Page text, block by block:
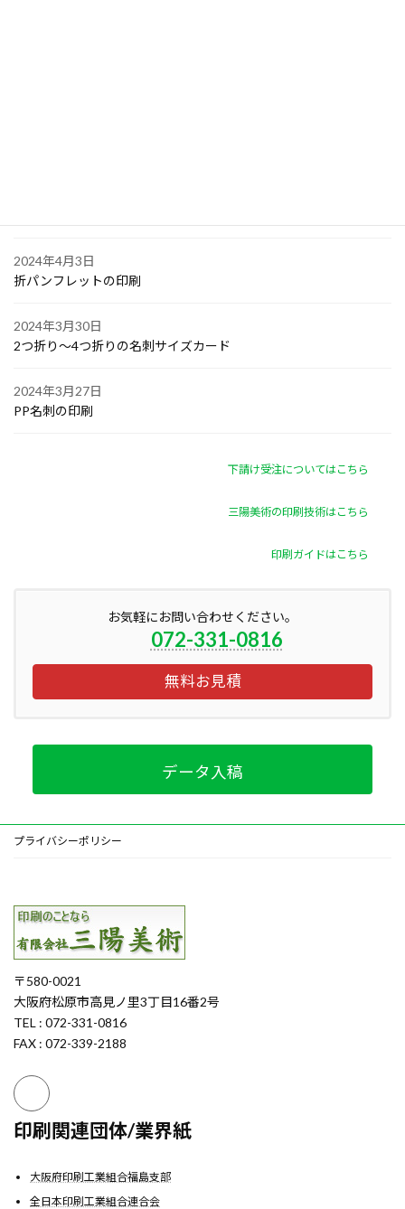
2024年4月3日
折パンフレットの印刷
2024年3月30日
2つ折り～4つ折りの名刺サイズカード
2024年3月27日
PP名刺の印刷
下請け受注についてはこちら
三陽美術の印刷技術はこちら
印刷ガイドはこちら
お気軽にお問い合わせください。
072-331-0816
無料お見積
データ入稿
プライバシーポリシー
〒580-0021
大阪府松原市高見ノ里3丁目16番2号
TEL : 072-331-0816
FAX : 072-339-2188
印刷関連団体/業界紙
大阪府印刷工業組合福島支部
全日本印刷工業組合連合会